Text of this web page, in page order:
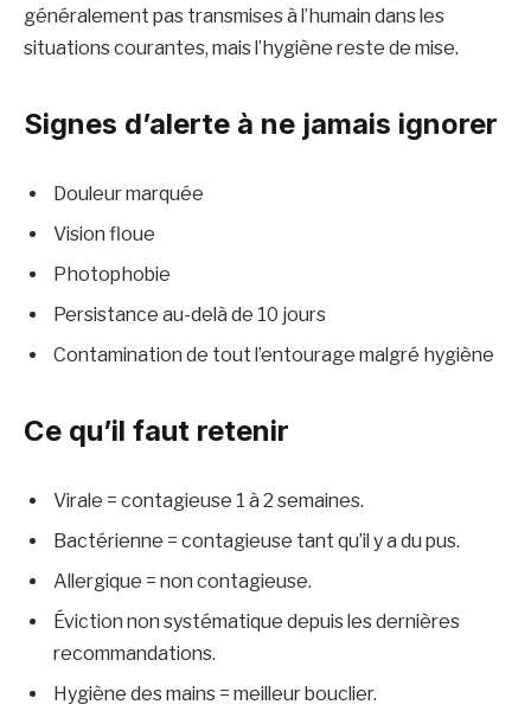
généralement pas transmises à l’humain dans les
situations courantes, mais l’hygiène reste de mise.
Signes d’alerte à ne jamais ignorer
Douleur marquée
Vision floue
Photophobie
Persistance au-delà de 10 jours
Contamination de tout l’entourage malgré hygiène
Ce qu’il faut retenir
Virale = contagieuse 1 à 2 semaines.
Bactérienne = contagieuse tant qu’il y a du pus.
Allergique = non contagieuse.
Éviction non systématique depuis les dernières
recommandations.
Hygiène des mains = meilleur bouclier.